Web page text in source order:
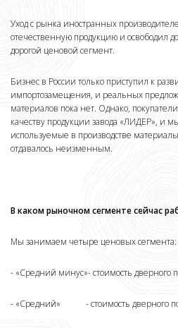
Уход с рынка иностранных
отечественную продукцию и освободил
дорогой ценовой сегмент.
Бизнес в России только приступил к
импортозамещения, и реальных
материалов пока нет. Однако,
качеству продукции завода «ЛИДЕР», и
используемые в производстве
отдавалось неизменным.
В каком рыночном сегменте сейчас
Мы занимаем четыре ценовых сегмента:
- «Средний минус»- стоимость
- «Средний» - стоимость дверного